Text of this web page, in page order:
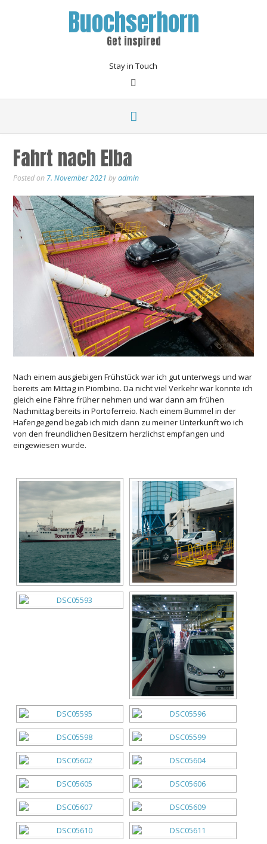
Buochserhorn
Get inspired
Stay in Touch
Fahrt nach Elba
Posted on 7. November 2021 byadmin
Nach einem ausgiebigen Frühstück war ich gut unterwegs und war
bereits am Mittag in Piombino. Da nicht viel Verkehr war konnte ich
gleich eine Fähre früher nehmen und war dann am frühen
Nachmittag bereits in Portoferreio. Nach einem Bummel in der
Hafengegend begab ich mich dann zu meiner Unterkunft wo ich
von den freundlichen Besitzern herzlichst empfangen und
eingewiesen wurde.